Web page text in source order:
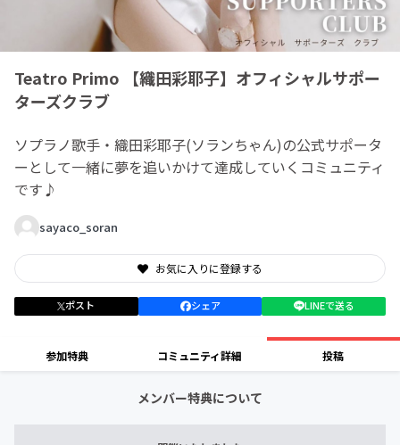
Teatro Primo 【織田彩耶子】オフィシャルサポー
ターズクラブ
ソプラノ歌手・織田彩耶子(ソランちゃん)の公式サポータ
ーとして一緒に夢を追いかけて達成していくコミュニティ
です♪
sayaco_soran
お気に入りに登録する
ポスト シェア LINEで送る
参加特典 コミュニティ詳細 投稿
メンバー特典について